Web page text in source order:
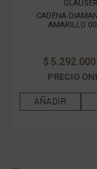
GLAUSER
CADENA
AMARILLO
$ 5.292.000
PRECIO
AÑADIR